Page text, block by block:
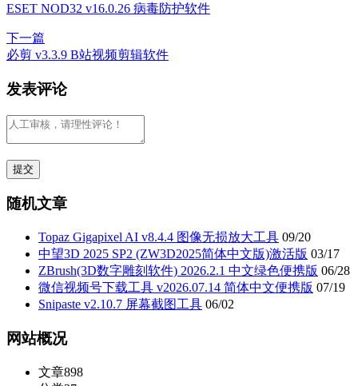
ESET NOD32 v16.0.26 病毒防护软件
下一篇
必剪 v3.3.9 B站视频剪辑软件
发表评论
随机文章
Topaz Gigapixel AI v8.4.4 图像无损放大工具 09/20
中望3D 2025 SP2 (ZW3D2025简体中文版)激活版 03/17
ZBrush(3D数字雕刻软件) 2026.2.1 中文绿色便携版 06/28
微信视频号下载工具 v2026.07.14 简体中文便携版 07/19
Snipaste v2.10.7 屏幕截图工具 06/02
网站概况
文章898